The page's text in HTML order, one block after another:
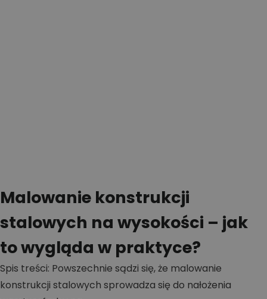
Malowanie konstrukcji
stalowych na wysokości – jak
to wygląda w praktyce?
Spis treści: Powszechnie sądzi się, że malowanie
konstrukcji stalowych sprowadza się do nałożenia